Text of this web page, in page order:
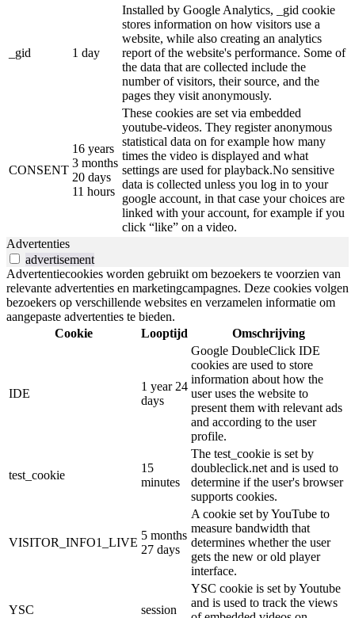
_gid 1 day
Installed by Google Analytics, _gid cookie
stores information on how visitors use a
website, while also creating an analytics
report of the website's performance. Some of
the data that are collected include the
number of visitors, their source, and the
pages they visit anonymously.
CONSENT
16 years
3 months
20 days
11 hours
These cookies are set via embedded
youtube-videos. They register anonymous
statistical data on for example how many
times the video is displayed and what
settings are used for playback.No sensitive
data is collected unless you log in to your
google account, in that case your choices are
linked with your account, for example if you
click “like” on a video.
Advertenties
advertisement
Advertentiecookies worden gebruikt om bezoekers te voorzien van
relevante advertenties en marketingcampagnes. Deze cookies volgen
bezoekers op verschillende websites en verzamelen informatie om
aangepaste advertenties te bieden.
Cookie
Looptijd Omschrijving
IDE
1 year 24
days
Google DoubleClick IDE
cookies are used to store
information about how the
user uses the website to
present them with relevant ads
and according to the user
profile.
test_cookie
15
minutes
The test_cookie is set by
doubleclick.net and is used to
determine if the user's browser
supports cookies.
VISITOR_INFO1_LIVE
5 months
27 days
A cookie set by YouTube to
measure bandwidth that
determines whether the user
gets the new or old player
interface.
YSC session
YSC cookie is set by Youtube
and is used to track the views